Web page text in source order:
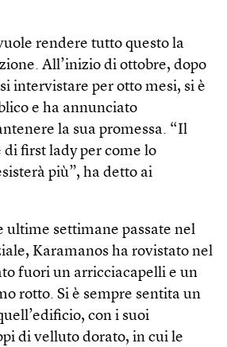
rendere tutto questo la
All’inizio di ottobre, dopo
intervistare per otto mesi, si è
e ha annunciato
la sua promessa. “Il
first lady per come lo
più”, ha detto ai
ultime settimane passate nel
Karamanos ha rovistato nel
fuori un arricciacapelli e un
rotto. Si è sempre sentita un
con i suoi
di velluto dorato, in cui le